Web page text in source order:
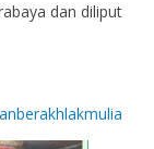
dan diliput